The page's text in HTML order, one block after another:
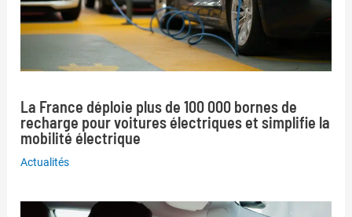
La France déploie plus de 100 000 bornes de
recharge pour voitures électriques et simplifie la
mobilité électrique
Actualités